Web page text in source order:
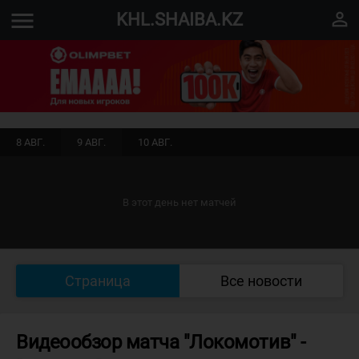
menu KHL.SHAIBA.KZ perm_identity
8 АВГ. 9 АВГ. 10 АВГ.
В этот день нет матчей
Страница Все новости
Видеообзор матча "Локомотив" -